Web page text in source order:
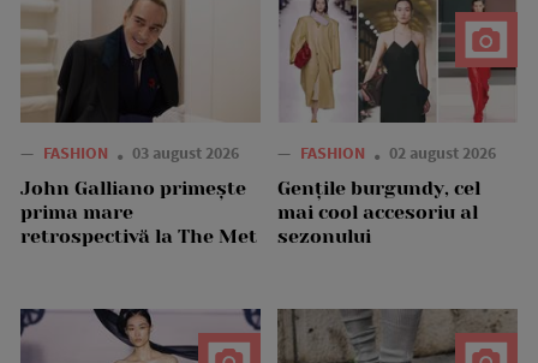
— FASHION 03 august 2026
John Galliano primește
prima mare
retrospectivă la The Met
— FASHION 02 august 2026
Gențile burgundy, cel
mai cool accesoriu al
sezonului